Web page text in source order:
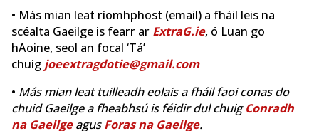
• Más mian leat ríomhphost (email) a fháil leis na
scéalta Gaeilge is fearr ar ExtraG.ie, ó Luan go
hAoine, seol an focal ‘Tá’
chuig joeextragdotie@gmail.com
• Más mian leat tuilleadh eolais a fháil faoi conas do
chuid Gaeilge a fheabhsú is féidir dul chuigConradh
na GaeilgeagusForas na Gaeilge.